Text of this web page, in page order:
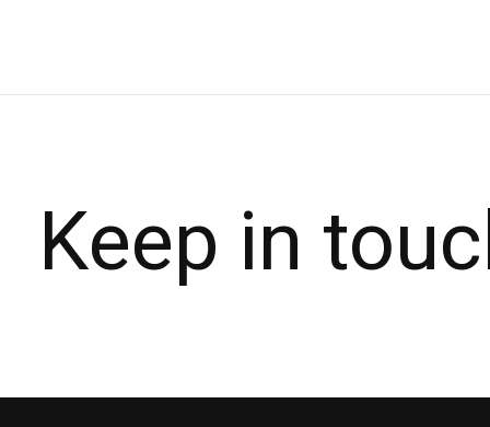
Keep in